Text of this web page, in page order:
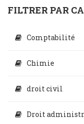
FILTRER PAR
Comptabilité
Chimie
droit civil
Droit